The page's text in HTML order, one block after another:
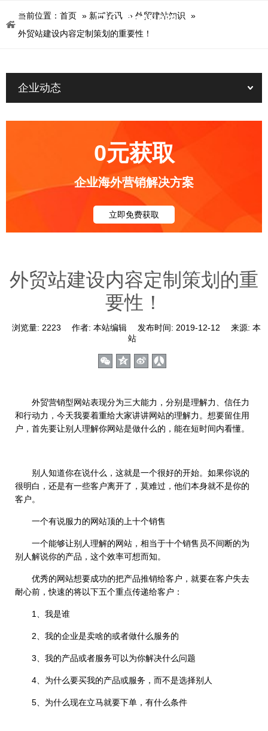
当前位置： 首页 » 新闻资讯 » 外贸建站知识
»
外贸站建设内容定制策划的重要性！
企业动态
0元获取
企业海外营销解决方案
立即免费获取
外贸站建设内容定制策划的重
要性！
浏览量: 2223 作者: 本站编辑 发布时间: 2019-12-12 来源: 本
站
外贸营销型网站表现分为三大能力，分别是理解力、信任力
和行动力，今天我要着重给大家讲讲网站的理解力。想要留住用
户，首先要让别人理解你网站是做什么的，能在短时间内看懂。
别人知道你在说什么，这就是一个很好的开始。如果你说的
很明白，还是有一些客户离开了，莫难过，他们本身就不是你的
客户。
一个有说服力的网站顶的上十个销售
一个能够让别人理解的网站，相当于十个销售员不间断的为
别人解说你的产品，这个效率可想而知。
优秀的网站想要成功的把产品推销给客户，就要在客户失去
耐心前，快速的将以下五个重点传递给客户：
1、我是谁
2、我的企业是卖啥的或者做什么服务的
3、我的产品或者服务可以为你解决什么问题
4、为什么要买我的产品或服务，而不是选择别人
5、为什么现在立马就要下单，有什么条件